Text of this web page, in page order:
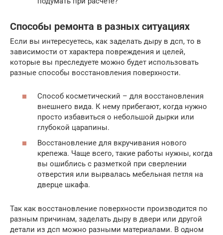
Способы ремонта в разных ситуациях
Если вы интересуетесь, как заделать дыру в дсп, то в
зависимости от характера повреждения и целей,
которые вы преследуете можно будет использовать
разные способы восстановления поверхности.
Способ косметический – для восстановления
внешнего вида. К нему прибегают, когда нужно
просто избавиться о небольшой дырки или
глубокой царапины.
Восстановление для вкручивания нового
крепежа. Чаще всего, такие работы нужны, когда
вы ошиблись с разметкой при сверлении
отверстия или вырвалась мебельная петля на
дверце шкафа.
Так как восстановление поверхности производится по
разным причинам, заделать дыру в двери или другой
детали из дсп можно разными материалами. В одном